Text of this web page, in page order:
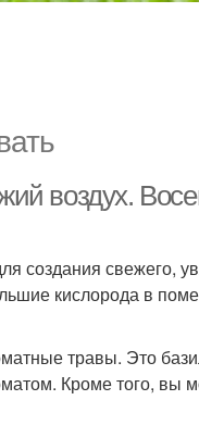
воздух.
свежего,
кислорода в
травы. Это
Кроме того, вы